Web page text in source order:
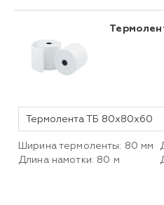
Термолента ТБ 80x80х60
Ширина термоленты: 80 мм
Длина намотки: 80 м